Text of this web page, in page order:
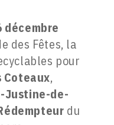
des Fêtes, la
pour
Coteaux,
Justine-de-
du